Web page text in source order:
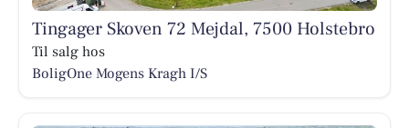
Tingager Skoven 72 Mejdal, 7500 Holstebro
Til salg hos
BoligOne Mogens Kragh I/S